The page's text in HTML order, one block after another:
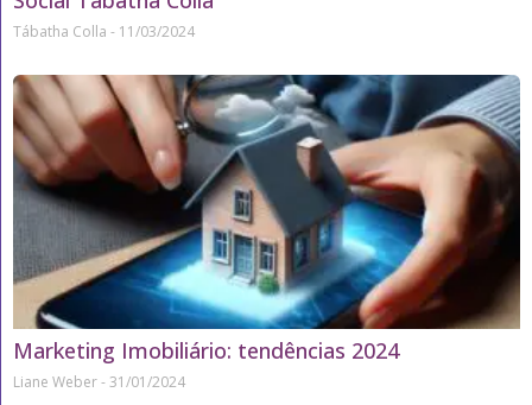
Tábatha Colla 11/03/2024
Marketing Imobiliário: tendências 2024
Liane Weber 31/01/2024